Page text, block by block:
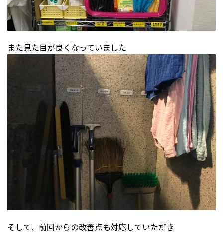
また見た目が良くなっていました
そして、前回からの改善点も対応していただき